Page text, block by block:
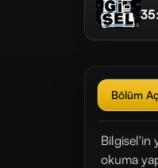
Bölüm
Bilgisel'in
okuma